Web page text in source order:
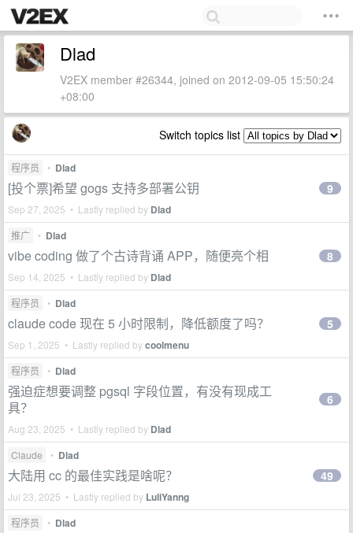
Dlad
V2EX member #26344, joined on 2012-09-05 15:50:24
+08:00
Switch topics list
程序员 • Dlad
[投个票]希望 gogs 支持多部署公钥
Sep 27, 2025 • Lastly replied by Dlad
9
推广 • Dlad
vibe coding 做了个古诗背诵 APP，随便亮个相
Sep 14, 2025 • Lastly replied by Dlad
8
程序员 • Dlad
claude code 现在 5 小时限制，降低额度了吗？
Sep 1, 2025 • Lastly replied bycoolmenu
5
程序员 • Dlad
强迫症想要调整 pgsql 字段位置，有没有现成工
具？
Aug 23, 2025 • Lastly replied by Dlad
6
Claude • Dlad
大陆用 cc 的最佳实践是啥呢？
Jul 23, 2025 • Lastly replied by LuliYanng
49
程序员 • Dlad